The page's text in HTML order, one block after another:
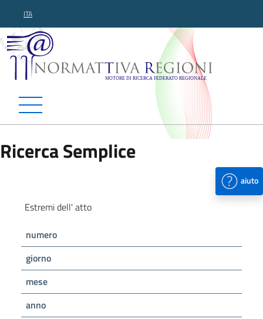
ITA
Normattiva Regioni -
Ricerca Semplice
aiuto
Estremi dell' atto
numero
giorno
mese
anno